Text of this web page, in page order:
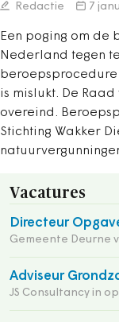
Redactie 7
Een poging om de
Nederland tegen
beroepsprocedure
is mislukt. De
overeind.
Stichting Wakker
Vacatures
Directeur
Gemeente Deurne
Adviseur
JS Consultancy in